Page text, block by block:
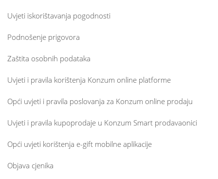
Uvjeti iskorištavanja pogodnosti
Podnošenje prigovora
Zaštita osobnih podataka
Uvjeti i pravila korištenja Konzum online platforme
Opći uvjeti i pravila poslovanja za Konzum online prodaju
Uvjeti i pravila kupoprodaje u Konzum Smart prodavaonici
Opći uvjeti korištenja e-gift mobilne aplikacije
Objava cjenika